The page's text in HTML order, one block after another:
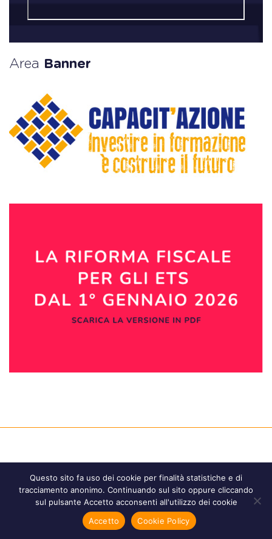
Area Banner
Registrati allaNewsletter
Questo sito fa uso dei cookie per finalità statistiche e di
tracciamento anonimo. Continuando sul sito oppure cliccando
sul pulsante Accetto acconsenti all'utilizzo dei cookie
Accetto
Cookie Policy